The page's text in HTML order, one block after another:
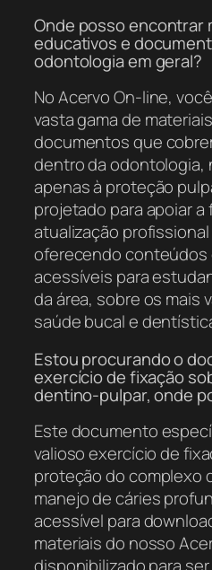
Onde posso encontrar
educativos e
odontologia em geral?
No Acervo On-line,
vasta gama de
documentos que
dentro da odontologia,
apenas à proteção
projetado para apoiar a
atualização
oferecendo conteúdos
acessíveis para
da área, sobre os mais
saúde bucal e
Estou procurando o
exercício de fixação
dentino-pulpar, onde
Este documento
valioso exercício de
proteção do complexo
manejo de cáries
acessível para
materiais do nosso